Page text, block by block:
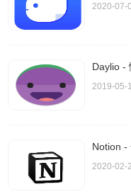
为知笔记软件常见
如何制作为知笔记便携版
一般在 盘符/Program
Files(x86)/WizNote 下
Portable值改为1,则作
2020-07-
Daylio -
2019-05-
Notion -
2020-02-